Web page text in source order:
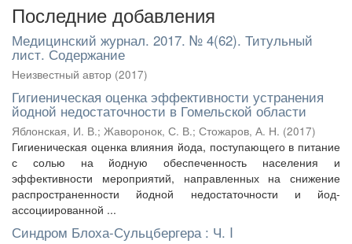
Последние добавления
Медицинский журнал. 2017. № 4(62). Титульный
лист. Содержание
Неизвестный автор (2017)
Гигиеническая оценка эффективности устранения
йодной недостаточности в Гомельской области
Яблонская, И. В.; Жаворонок, С. В.; Стожаров, А. Н. (2017)
Гигиеническая оценка влияния йода, поступающего в питание
с солью на йодную обеспеченность населения и
эффективности мероприятий, направленных на снижение
распространенности йодной недостаточности и йод-
ассоциированной ...
Синдром Блоха-Сульцбергера : Ч. I